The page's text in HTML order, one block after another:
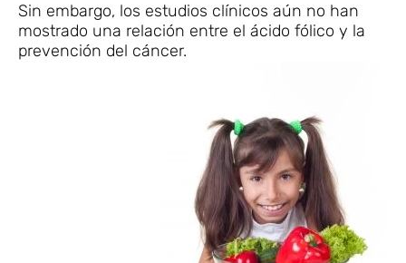
Sin embargo, los estudios clínicos aún no han
mostrado una relación entre el ácido fólico y la
prevención del cáncer.